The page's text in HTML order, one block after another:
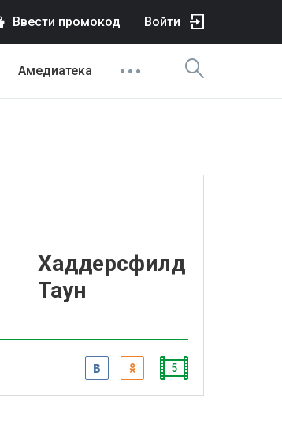
Ввести промокод Войти
Амедиатека
Хаддерсфилд
Таун
5